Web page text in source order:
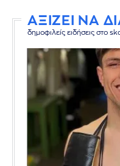
ΑΞΙΖΕΙ ΝΑ
δημοφιλείς ειδήσεις στο